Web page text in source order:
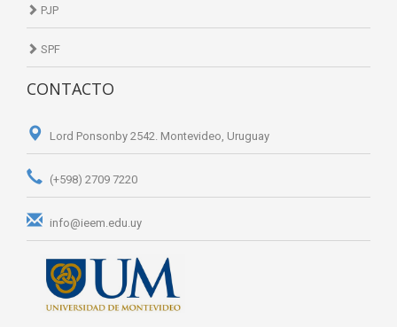
PJP
SPF
CONTACTO
Lord Ponsonby 2542. Montevideo, Uruguay
(+598) 2709 7220
info@ieem.edu.uy